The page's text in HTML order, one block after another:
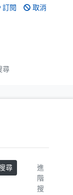
訂閱 取消
尋
尋
進
階
搜